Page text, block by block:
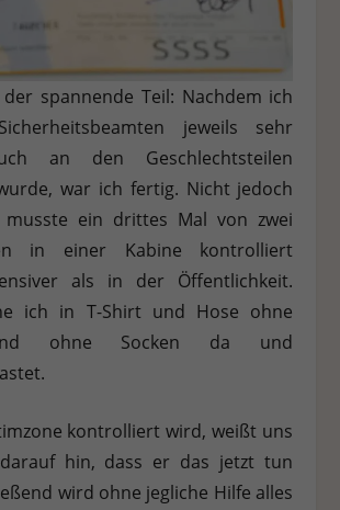
spannende Teil: Nachdem ich
jeweils sehr
an den Geschlechtsteilen
war ich fertig. Nicht jedoch
musste ein drittes Mal von zwei
in einer Kabine kontrolliert
als in der Öffentlichkeit.
ich in T-Shirt und Hose ohne
ohne Socken da und
kontrolliert wird, weißt uns
hin, dass er das jetzt tun
wird ohne jegliche Hilfe alles